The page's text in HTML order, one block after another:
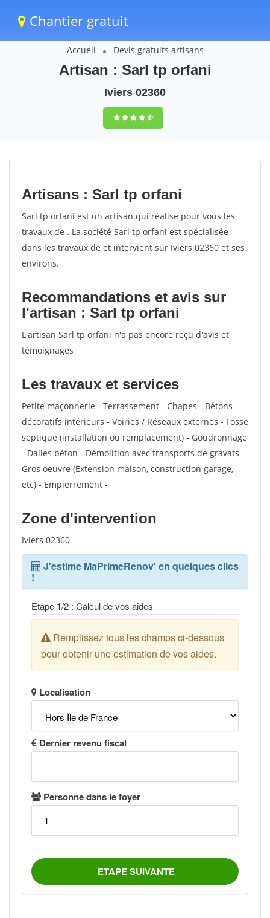
Chantier gratuit
Accueil Devis gratuits artisans
Artisan : Sarl tp orfani
Iviers 02360
9,5(100%)82
votes
Artisans : Sarl tp orfani
Sarl tp orfani est un artisan qui réalise pour vous les
travaux de . La société Sarl tp orfani est spécialisée
dans les travaux de et intervient sur Iviers 02360 et ses
environs.
Recommandations et avis sur
l'artisan : Sarl tp orfani
L'artisan Sarl tp orfani n'a pas encore reçu d'avis et
témoignages
Les travaux et services
Petite maçonnerie - Terrassement - Chapes - Bétons
décoratifs intérieurs - Voiries / Réseaux externes - Fosse
septique (installation ou remplacement) - Goudronnage
- Dalles béton - Démolition avec transports de gravats -
Gros oeuvre (Extension maison, construction garage,
etc) - Empierrement -
Zone d'intervention
Iviers 02360